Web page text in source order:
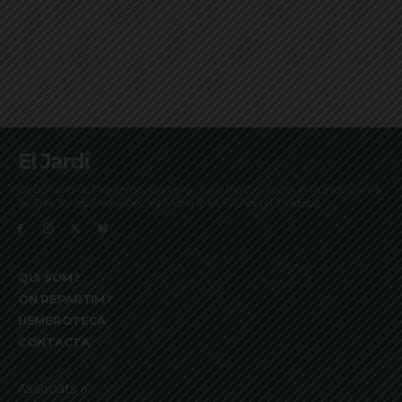
El Jardí
La Bonanova, Monterols, Galvany, Turó Parc, el Farró, el Putxet, Sarrià,
les Tres Torres, Pedralbes, Vallvidrera, les Planes i el Tibidabo
QUI SOM?
ON REPARTIM?
HEMEROTECA
CONTACTA
Associats a: